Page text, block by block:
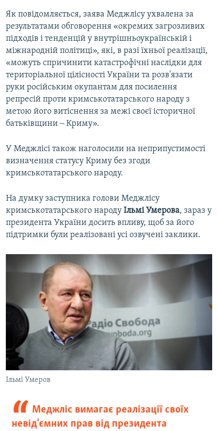
Як повідомляється, заява Меджлісу ухвалена за
результатами обговорення «окремих загрозливих
підходів і тенденцій у внутрішньоукраїнській і
міжнародній політиці», які, в разі їхньої реалізації,
«можуть спричинити катастрофічні наслідки для
територіальної цілісності України та розв'язати
руки російським окупантам для посилення
репресій проти кримськотатарського народу з
метою його витіснення за межі своєї історичної
батьківщини ‒ Криму».
У Меджлісі також наголосили на неприпустимості
визначення статусу Криму без згоди
кримськотатарського народу.
На думку заступника голови Меджлісу
кримськотатарського народу Ільмі Умерова, зараз у
президента України досить впливу, щоб за його
підтримки були реалізовані усі озвучені заклики.
Ільмі Умеров
Меджліс вимагає реалізації своїх
невід'ємних прав від президента